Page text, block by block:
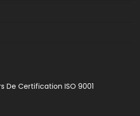
De Certification ISO 9001